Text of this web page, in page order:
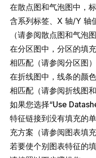
在散点图和气泡图中，
含系列标签、X 轴/Y 轴
（请参阅散点图和气泡图
在分区图中，分区的填
相匹配（请参阅分区图
在折线图中，线条的颜
相匹配（请参阅折线图
如果您选择“Use
特征链接到没有填充的
充方案（请参阅图表填
若要使个别图表特征的